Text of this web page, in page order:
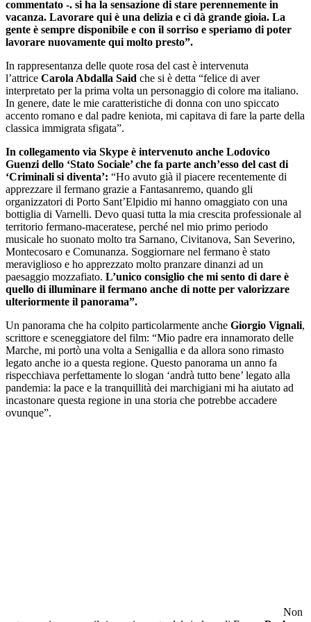
commentato -. si ha la sensazione di stare perennemente in
vacanza. Lavorare qui è una delizia e ci dà grande gioia. La
gente è sempre disponibile e con il sorriso e speriamo di poter
lavorare nuovamente qui molto presto”.
In rappresentanza delle quote rosa del cast è intervenuta
l’attrice Carola Abdalla Said che si è detta “felice di aver
interpretato per la prima volta un personaggio di colore ma italiano.
In genere, date le mie caratteristiche di donna con uno spiccato
accento romano e dal padre keniota, mi capitava di fare la parte della
classica immigrata sfigata”.
In collegamento via Skype è intervenuto anche Lodovico
Guenzi dello ‘Stato Sociale’ che fa parte anch’esso del cast di
‘Criminali si diventa’: “Ho avuto già il piacere recentemente di
apprezzare il fermano grazie a Fantasanremo, quando gli
organizzatori di Porto Sant’Elpidio mi hanno omaggiato con una
bottiglia di Varnelli. Devo quasi tutta la mia crescita professionale al
territorio fermano-maceratese, perché nel mio primo periodo
musicale ho suonato molto tra Sarnano, Civitanova, San Severino,
Montecosaro e Comunanza. Soggiornare nel fermano è stato
meraviglioso e ho apprezzato molto pranzare dinanzi ad un
paesaggio mozzafiato. L’unico consiglio che mi sento di dare è
quello di illuminare il fermano anche di notte per valorizzare
ulteriormente il panorama”.
Un panorama che ha colpito particolarmente anche Giorgio Vignali,
scrittore e sceneggiatore del film: “Mio padre era innamorato delle
Marche, mi portò una volta a Senigallia e da allora sono rimasto
legato anche io a questa regione. Questo panorama un anno fa
rispecchiava perfettamente lo slogan ‘andrà tutto bene’ legato alla
pandemia: la pace e la tranquillità dei marchigiani mi ha aiutato ad
incastonare questa regione in una storia che potrebbe accadere
ovunque”.
Non